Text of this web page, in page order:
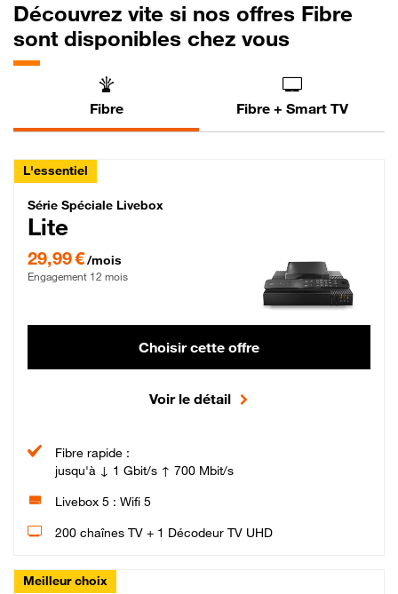
Découvrez vite si nos offres Fibre
sont disponibles chez vous
Fibre Fibre + Smart TV
L'essentiel
Série Spéciale Livebox Lite Fibre
Série Spéciale Livebox
Lite
29,99 €/mois
Engagement 12 mois
Choisir cette offre
Voir le détail
Fibre rapide :
jusqu'à ↓ 1 Gbit/s ↑ 700 Mbit/s
Livebox 5 : Wifi 5
200 chaînes TV + 1 Décodeur TV UHD
Meilleur choix